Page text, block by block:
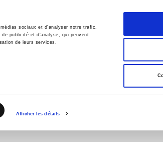
sociaux et d'analyser notre trafic.
publicité et d'analyse, qui peuvent
de leurs services.
Afficher les détails
English
Politics